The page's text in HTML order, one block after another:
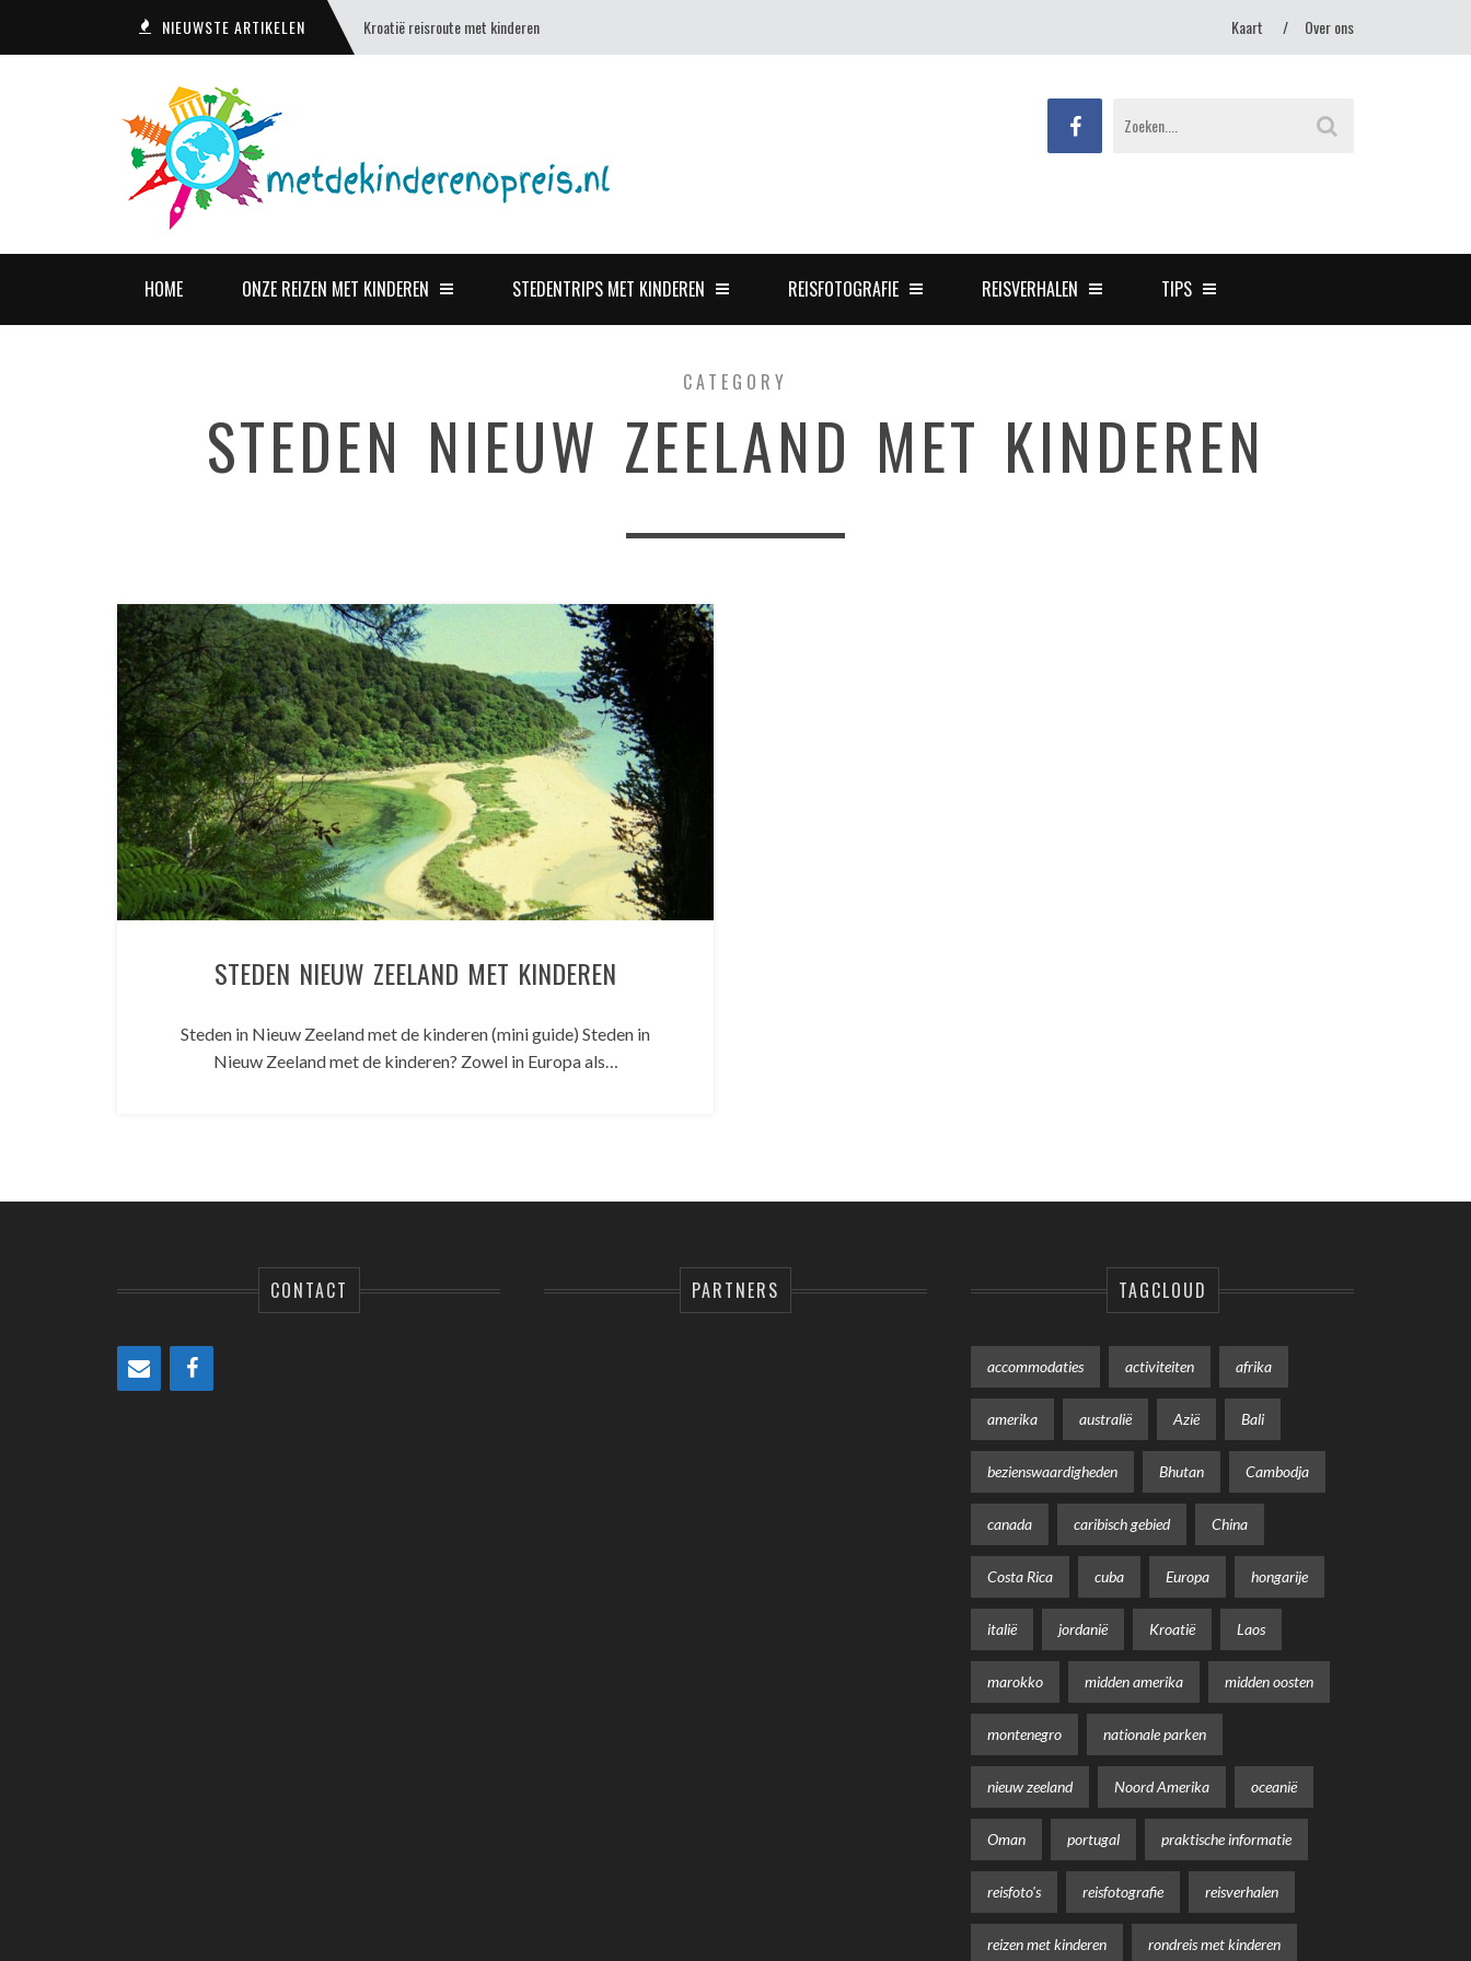
NIEUWSTE ARTIKELEN Kroatië reisroute met kinderen Kaart Over ons
HOME ONZE REIZEN MET KINDEREN STEDENTRIPS MET KINDEREN REISFOTOGRAFIE REISVERHALEN TIPS
CATEGORY
STEDEN NIEUW ZEELAND MET KINDEREN
STEDEN NIEUW ZEELAND MET KINDEREN
Steden in Nieuw Zeeland met de kinderen (mini guide) Steden in
Nieuw Zeeland met de kinderen? Zowel in Europa als…
CONTACT PARTNERS TAGCLOUD
accommodaties activiteiten afrika
amerika australië Azië Bali
bezienswaardigheden Bhutan Cambodja
canada caribisch gebied China
Costa Rica cuba Europa hongarije
italië jordanië Kroatië Laos
marokko midden amerika midden oosten
montenegro nationale parken
nieuw zeeland Noord Amerika oceanië
Oman portugal praktische informatie
reisfoto's reisfotografie reisverhalen
reizen met kinderen rondreis met kinderen